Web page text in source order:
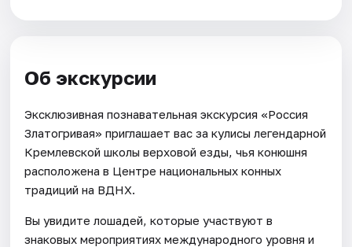
Об экскурсии
Эксклюзивная познавательная экскурсия «Россия
Златогривая» приглашает вас за кулисы легендарной
Кремлевской школы верховой езды, чья конюшня
расположена в Центре национальных конных
традиций на ВДНХ.
Вы увидите лошадей, которые участвуют в
знаковых мероприятиях международного уровня и